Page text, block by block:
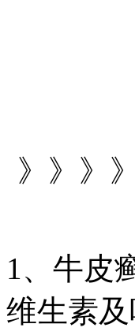
》》》
1、牛皮
维生素